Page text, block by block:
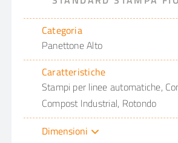
Categoria
Panettone Alto
Caratteristiche
Stampi per linee automatiche,
Compost Industrial, Rotondo
Dimensioni